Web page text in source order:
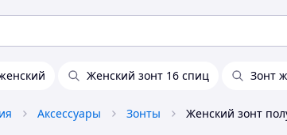
Женский зонт 16 спиц Зонт
Аксессуары Зонты Женский зонт